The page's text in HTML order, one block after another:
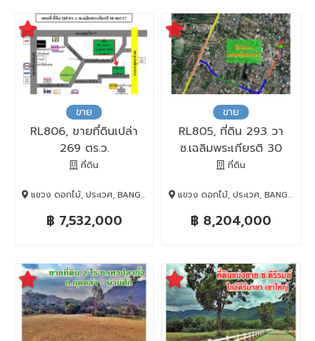
ขาย
RL806, ขายที่ดินเปล่า
269 ตร.ว.
ซ.เฉลิมพระเกียรติ 30
ที่ดิน
แขวง ดอกไม้, ประเวศ, BANGKOK , 10250
฿ 7,532,000
ขาย
RL805, ที่ดิน 293 วา
ซ.เฉลิมพระเกียรติ 30
แยก 17
ที่ดิน
แขวง ดอกไม้, ประเวศ, BANGKOK , 10250
฿ 8,204,000